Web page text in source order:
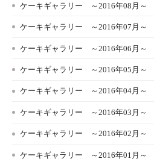
ケーキギャラリー ～2016年08月～
ケーキギャラリー ～2016年07月～
ケーキギャラリー ～2016年06月～
ケーキギャラリー ～2016年05月～
ケーキギャラリー ～2016年04月～
ケーキギャラリー ～2016年03月～
ケーキギャラリー ～2016年02月～
ケーキギャラリー ～2016年01月～